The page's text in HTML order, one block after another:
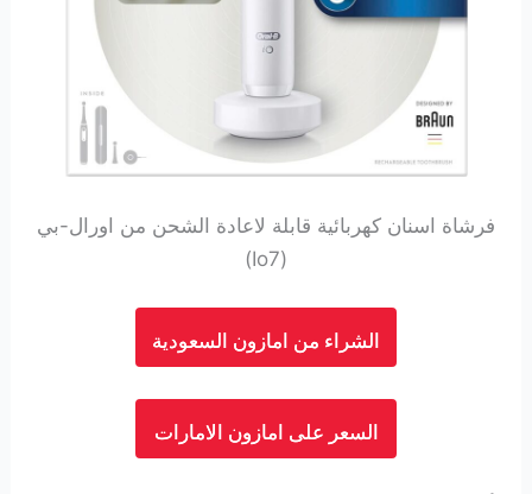
فرشاة اسنان كهربائية قابلة لاعادة الشحن من اورال-بي
(Io7)
الشراء من امازون السعودية
السعر على امازون الامارات